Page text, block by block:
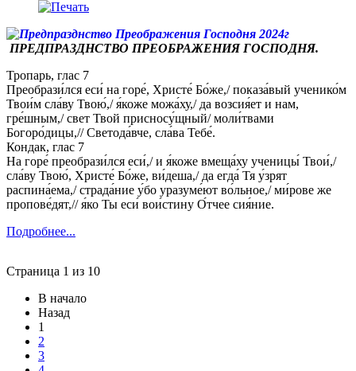
ПРЕДПРАЗДНСТВО ПРЕОБРАЖЕНИЯ ГОСПОДНЯ.
Тропарь, глас 7
Преобрази́лся еси́ на горе́, Христе́ Бо́же,/ показа́вый ученико́м
Твои́м сла́ву Твою́,/ я́коже можа́ху,/ да возсия́ет и нам,
гре́шным,/ свет Твой присносу́щный/ моли́твами
Богоро́дицы,// Светода́вче, сла́ва Тебе́.
Кондак, глас 7
На горе́ преобрази́лся еси́,/ и я́коже вмеща́ху ученицы́ Твои́,/
сла́ву Твою́, Христе́ Бо́же, ви́деша,/ да егда́ Тя у́зрят
распина́ема,/ страда́ние у́бо уразуме́ют во́льное,/ ми́рове же
пропове́дят,// я́ко Ты еси́ вои́стину О́тчее сия́ние.
Подробнее...
Страница 1 из 10
В начало
Назад
1
2
3